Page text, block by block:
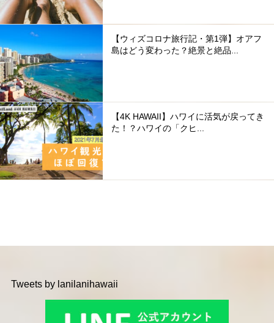
【ウィズコロナ旅行記・第1弾】オアフ
島はどう変わった？絶景と絶品...
【4K HAWAII】ハワイに活気が戻ってき
た！？ハワイの「クヒ...
Tweets by lanilanihawaii